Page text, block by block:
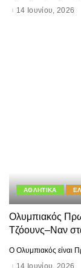
14 Ιουνίου, 2026
ΑΘΛΗΤΙΚΑ
Ολυμπιακός
Τζόουνς–Ναν
Ο Ολυμπιακός είναι
14 Ιουνίου, 2026